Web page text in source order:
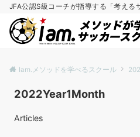
JFA公認S級コーチが指導する「考える
Iam.メソッドを学べるスクール
2022Year1Month
Articles